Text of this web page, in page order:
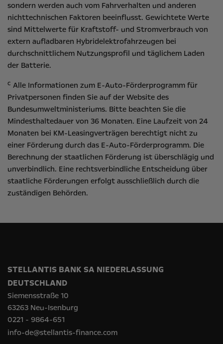
sondern werden auch vom Fahrverhalten und anderen
nichttechnischen Faktoren beeinflusst. Gewichtete Werte
sind Mittelwerte für Kraftstoff- und Stromverbrauch von
extern aufladbaren Hybridelektrofahrzeugen bei
durchschnittlichem Nutzungsprofil und täglichem Laden
der Batterie.
c Alle Informationen zum E-Auto-Förderprogramm für
Privatpersonen finden Sie auf der Website des
Bundesumweltministeriums. Bitte beachten Sie die
Mindesthaltedauer von 36 Monaten. Eine Laufzeit von 24
Monaten bei KM-Leasingverträgen berechtigt nicht zu
einer Förderung durch das E-Auto-Förderprogramm. Die
Berechnung der staatlichen Förderung ist überschlägig und
unverbindlich. Eine rechtsverbindliche Entscheidung über
staatliche Förderungen erfolgt ausschließlich durch die
zuständigen Behörden.
STELLANTIS BANK SA NIEDERLASSUNG
DEUTSCHLAND
Siemensstraße 10
63263 Neu-Isenburg
0221 - 9864-651
info-de@stellantis-finance.com